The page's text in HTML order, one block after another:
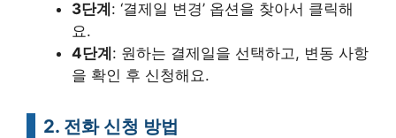
3단계: ‘결제일 변경’ 옵션을 찾아서 클릭해
요.
4단계: 원하는 결제일을 선택하고, 변동 사항
을 확인 후 신청해요.
2. 전화 신청 방법